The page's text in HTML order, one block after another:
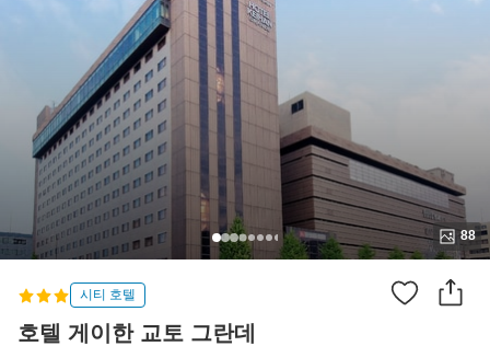
88
시티 호텔
호텔 게이한 교토 그란데